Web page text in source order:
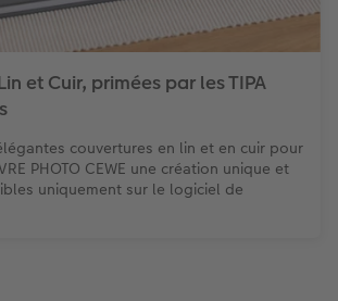
et Cuir, primées par les TIPA
couvertures en lin et en cuir pour
PHOTO CEWE une création unique et
uniquement sur le logiciel de